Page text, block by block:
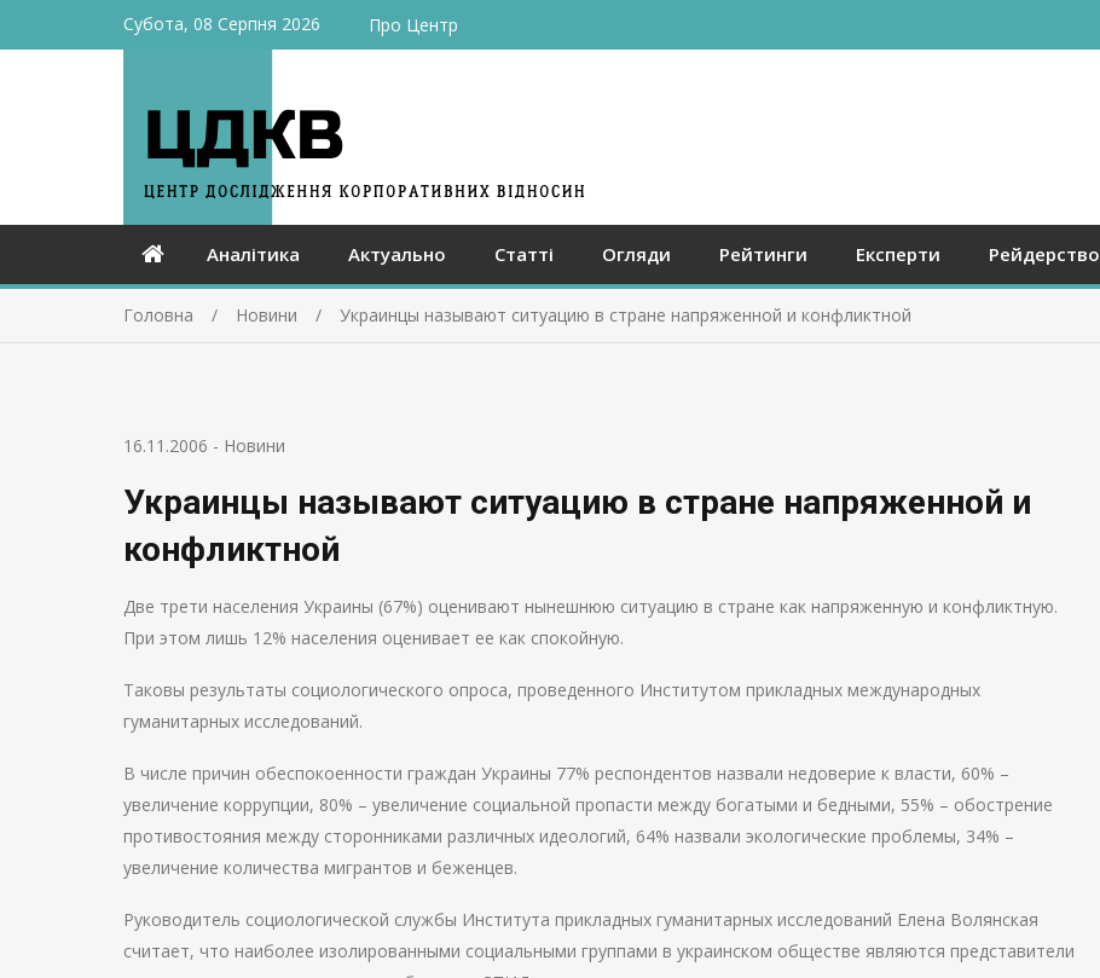
Субота, 08 Серпня 2026 Про Центр
Аналітика Актуально Статті Огляди Рейтинги Експерти Рейдерство
Головна Новини Украинцы называют ситуацию в стране напряженной и конфликтной
16.11.2006 - Новини
Украинцы называют ситуацию в стране напряженной и
конфликтной
Две трети населения Украины (67%) оценивают нынешнюю ситуацию в стране как напряженную и конфликтную.
При этом лишь 12% населения оценивает ее как спокойную.
Таковы результаты социологического опроса, проведенного Институтом прикладных международных
гуманитарных исследований.
В числе причин обеспокоенности граждан Украины 77% респондентов назвали недоверие к власти, 60% –
увеличение коррупции, 80% – увеличение социальной пропасти между богатыми и бедными, 55% – обострение
противостояния между сторонниками различных идеологий, 64% назвали экологические проблемы, 34% –
увеличение количества мигрантов и беженцев.
Руководитель социологической службы Института прикладных гуманитарных исследований Елена Волянская
считает, что наиболее изолированными социальными группами в украинском обществе являются представители